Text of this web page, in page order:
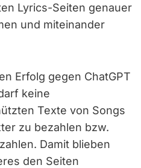
Lyrics-Seiten genauer
und miteinander
Erfolg gegen ChatGPT
keine
Texte von Songs
zu bezahlen bzw.
Damit blieben
den Seiten